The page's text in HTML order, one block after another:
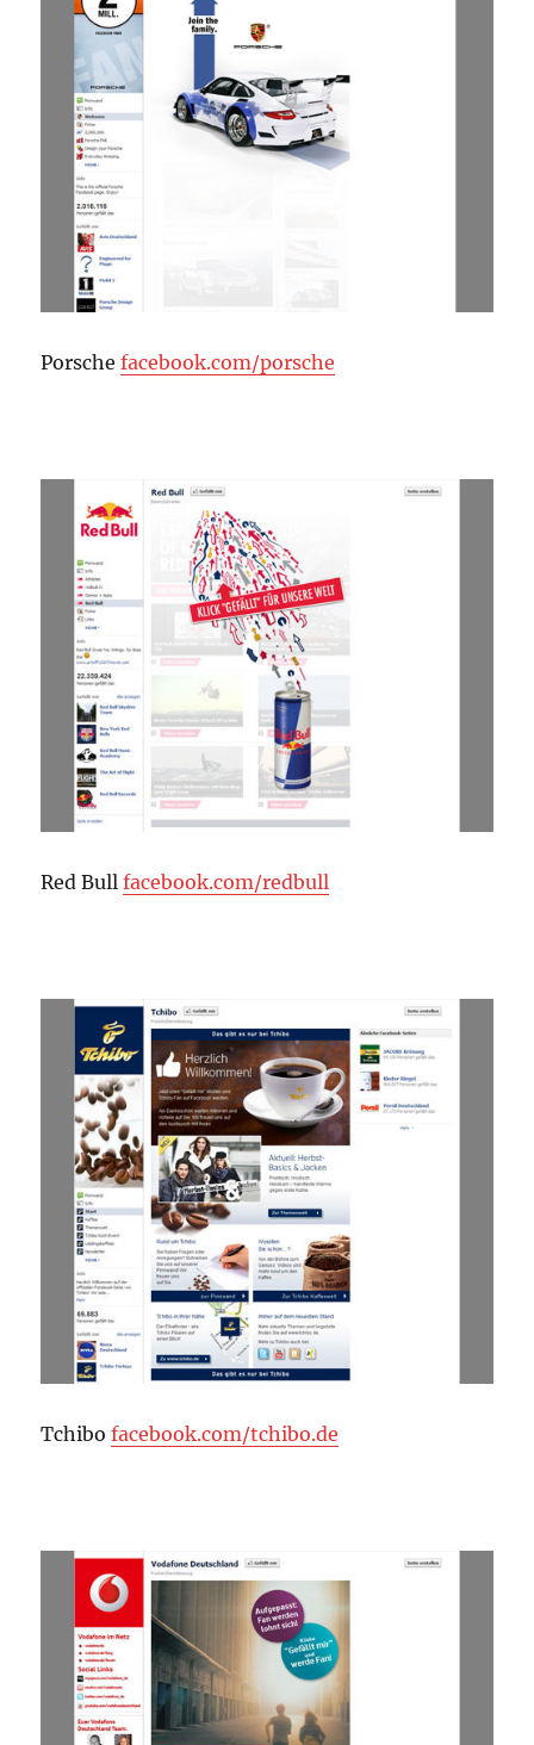
Porschefacebook.com/porsche
Red Bullfacebook.com/redbull
Tchibofacebook.com/tchibo.de